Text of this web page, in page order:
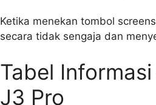
Ketika menekan tombol
secara tidak sengaja dan
Tabel
J3 Pro